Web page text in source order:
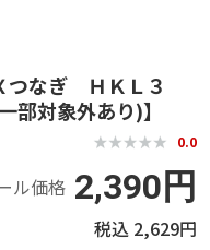
なぎ ＨＫＬ３
対象外あり)】
0.0
ル価格 2,390円
2,629円